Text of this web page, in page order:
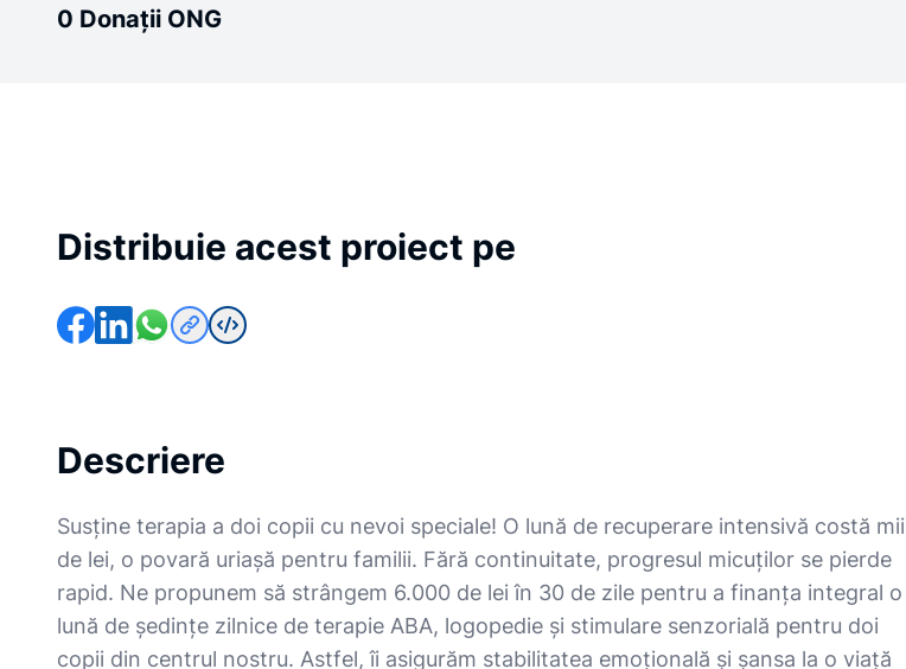
0 Donații ONG
Distribuie acest proiect pe
Descriere
Susține terapia a doi copii cu nevoi speciale! O lună de recuperare intensivă costă mii
de lei, o povară uriașă pentru familii. Fără continuitate, progresul micuților se pierde
rapid. Ne propunem să strângem 6.000 de lei în 30 de zile pentru a finanța integral o
lună de ședințe zilnice de terapie ABA, logopedie și stimulare senzorială pentru doi
copii din centrul nostru. Astfel, îi asigurăm stabilitatea emoțională și șansa la o viață